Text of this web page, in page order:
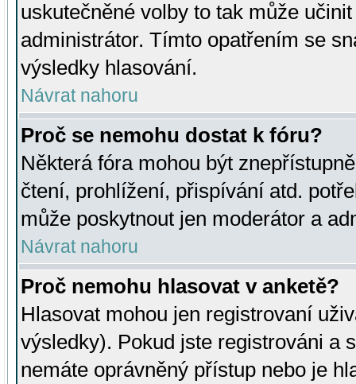
uskutečněné volby to tak může
administrátor. Tímto opatřením se
výsledky hlasování.
Návrat nahoru
Proč se nemohu dostat k fóru?
Některá fóra mohou být
čtení, prohlížení, přispívání atd.
může poskytnout jen moderátor a
Návrat nahoru
Proč nemohu hlasovat v anketě?
Hlasovat mohou jen registrovaní
výsledky). Pokud jste registrováni a
nemáte oprávněný přístup nebo je